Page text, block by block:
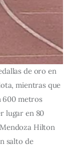
de oro en
mientras que
600 metros
lugar en 80
Hilton
salto de